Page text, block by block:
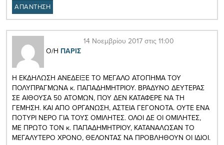
ΑΠΑΝΤΗΣΗ
Ο/Η ΠΑΡΙΣ
14 Νοεμβρίου 2017 στις 11:00
Η ΕΚΔΗΛΩΣΗ ΑΝΕΔΕΙΞΕ ΤΟ ΜΕΓΑΛΟ ΑΤΟΠΗΜΑ ΤΟΥ
ΠΟΛΥΠΡΑΓΜΩΝΑ κ. ΠΑΠΑΔΗΜΗΤΡΙΟΥ. ΒΡΑΔΥΝΟ ΔΕΥΤΕΡΑΣ
ΣΕ ΑΙΘΟΥΣΑ 50 ΑΤΟΜΩΝ, ΠΟΥ ΔΕΝ ΚΑΤΑΦΕΡΕ ΝΑ ΤΗ
ΓΕΜΗΣΗ. ΚΑΙ ΑΠΟ ΟΡΓΑΝΩΣΗ, ΑΣΤΕΙΑ ΓΕΓΟΝΟΤΑ. ΟΥΤΕ ΕΝΑ
ΠΟΤΥΡΙ ΝΕΡΟ ΓΙΑ ΤΟΥΣ ΟΜΙΛΗΤΕΣ. ΟΛΟΙ ΔΕ ΟΙ ΟΜΙΛΗΤΕΣ,
ΜΕ ΠΡΩΤΟ ΤΟΝ κ. ΠΑΠΑΔΗΜΗΤΡΙΟΥ, ΚΑΤΑΝΑΛΩΣΑΝ ΤΟ
ΜΕΓΑΛΥΤΕΡΟ ΧΡΟΝΟ, ΘΕΛΟΝΤΑΣ ΝΑ ΠΡΟΒΛΗΘΟΥΝ ΟΙ ΙΔΙΟΙ.